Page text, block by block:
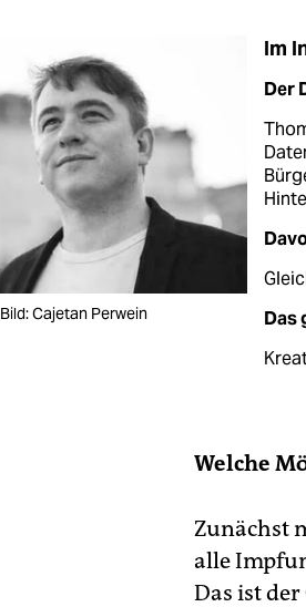
Bild: Cajetan Perwein
Im
Der
Das
Welche
Zunächst
alle
Das ist